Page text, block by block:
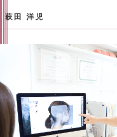
萩田 洋児